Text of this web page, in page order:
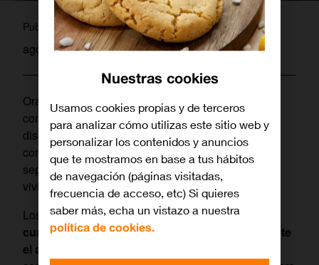
Publicado porlaura
agosto 26, 2019
Orange ha lanzado una oferta de conectividad fija,
con acceso a Internet de fibra óptica y llamadas,
diseñada para cubrir las necesidades de
comunicación fija de los estudiantes que inician en
septiembre un nuevo curso académico fuera de su
vivienda habitual.
Los
jóvenes mayores de 18 años que estén
cursando estudios superiores en España durante
el año 2019-2020
Nuestras cookies
Usamos cookies propias y de terceros
para analizar cómo utilizas este sitio web y
personalizar los contenidos y anuncios
que te mostramos en base a tus hábitos
de navegación (páginas visitadas,
frecuencia de acceso, etc) Si quieres
saber más, echa un vistazo a nuestra
política de cookies.